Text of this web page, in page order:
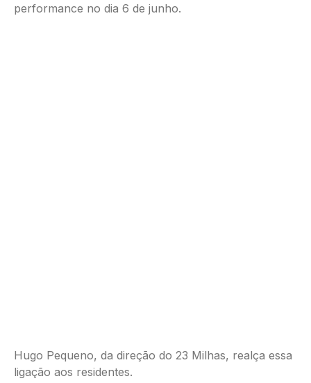
performance no dia 6 de junho.
Hugo Pequeno, da direção do 23 Milhas, realça essa
ligação aos residentes.